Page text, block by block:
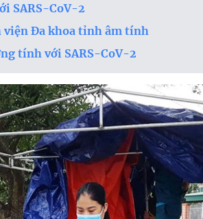
SARS-CoV-2
viện Đa khoa tỉnh âm tính
tính với SARS-CoV-2